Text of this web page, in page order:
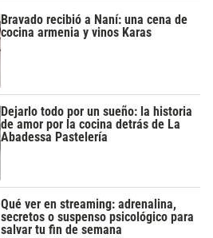
Bravado recibió a Naní: una cena de
cocina armenia y vinos Karas
Dejarlo todo por un sueño: la historia
de amor por la cocina detrás de La
Abadessa Pastelería
Qué ver en streaming: adrenalina,
secretos o suspenso psicológico para
salvar tu fin de semana